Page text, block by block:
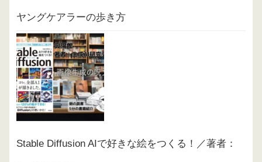
ヤングケアラーの歩き方
Stable Diffusion AIで好きな絵をつくる！／著者：